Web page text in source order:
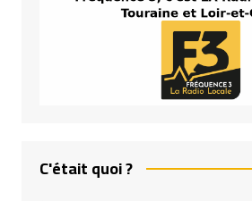
C'était quoi ?